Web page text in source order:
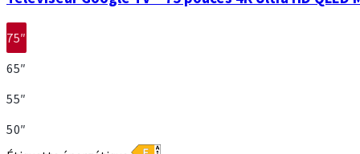
75″
65″
55″
50″